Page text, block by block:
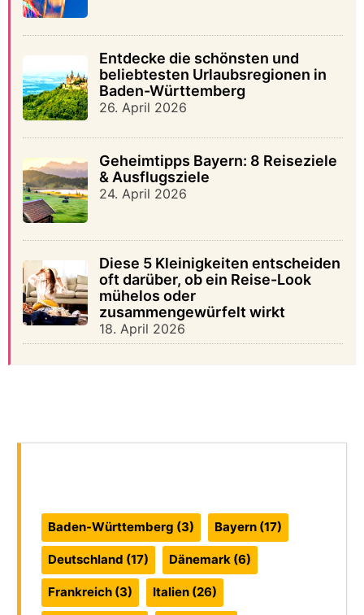
Entdecke die schönsten und
beliebtesten Urlaubsregionen in
Baden-Württemberg
26. April 2026
Geheimtipps Bayern: 8 Reiseziele
& Ausflugsziele
24. April 2026
Diese 5 Kleinigkeiten entscheiden
oft darüber, ob ein Reise-Look
mühelos oder
zusammengewürfelt wirkt
18. April 2026
Baden-Württemberg (3) Bayern(17)
Deutschland (17) Dänemark(6)
Frankreich(3) Italien(26)